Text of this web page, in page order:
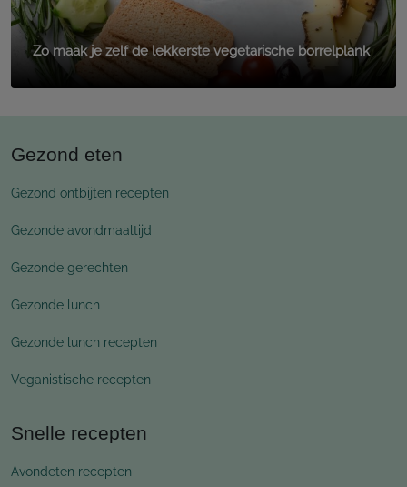
Zo maak je zelf de lekkerste vegetarische borrelplank
Gezond eten
Gezond ontbijten recepten
Gezonde avondmaaltijd
Gezonde gerechten
Gezonde lunch
Gezonde lunch recepten
Veganistische recepten
Snelle recepten
Avondeten recepten